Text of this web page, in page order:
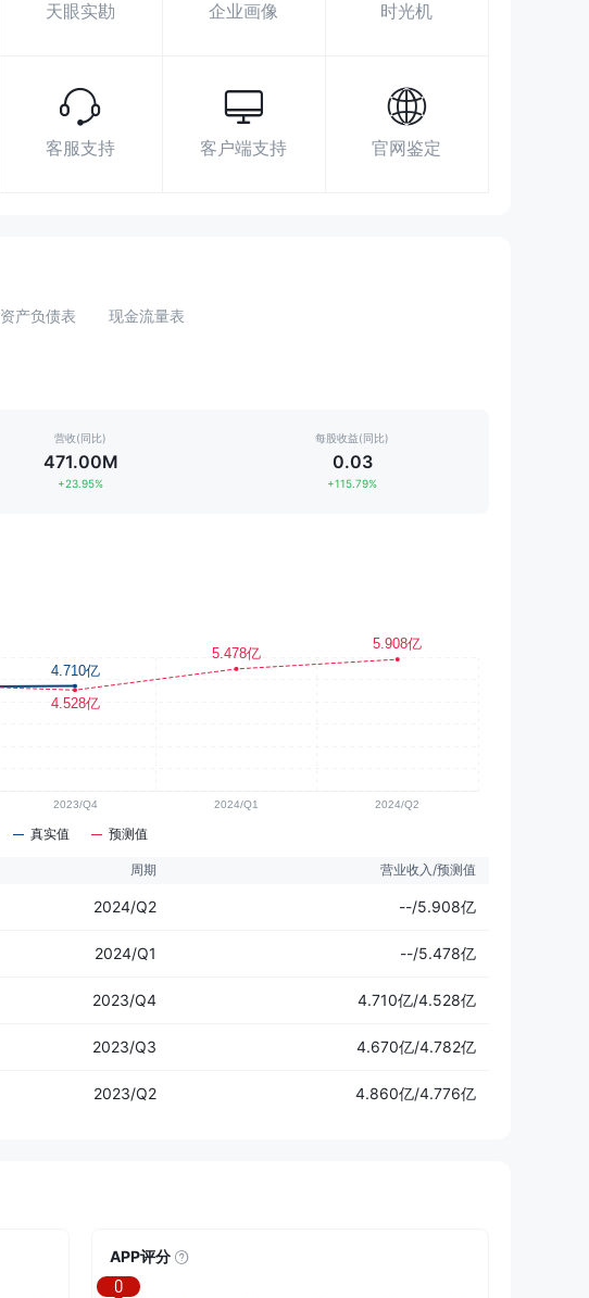
https://robinhood.com/us/en/
Robinhood, 85 Willow Road, Menlo Park,
天眼实勘 企业画像 时光机
客服支持 客户端支持 官网鉴定
资产负债表 现金流量表
营收(同比)
471.00M
+23.95%
每股收益(同比)
0.03
+115.79%
真实值 预测值
周期 营业收入/预测值
2024/Q2 --/5.908亿
2024/Q1 --/5.478亿
2023/Q4 4.710亿/4.528亿
2023/Q3 4.670亿/4.782亿
2023/Q2 4.860亿/4.776亿
APP评分
0